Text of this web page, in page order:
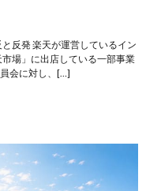
反発 楽天が運営しているイン
場」に出店している一部事業
会に対し、[…]